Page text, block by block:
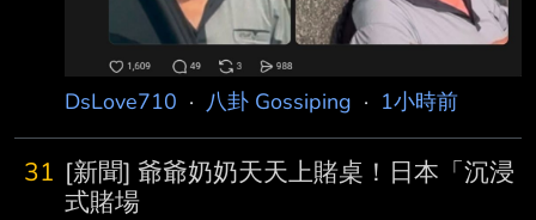
旁叫囂，並試圖將駕駛座內的葉男拉下車，造成
整輛廂型車不斷晃動，李還有疑似揮拳動作；另
一段畫面，李男已經倒地不省人事，葉
DsLove710 · 八卦 Gossiping · 1小時前
31 [新聞] 爺爺奶奶天天上賭桌！日本「沉浸
式賭場